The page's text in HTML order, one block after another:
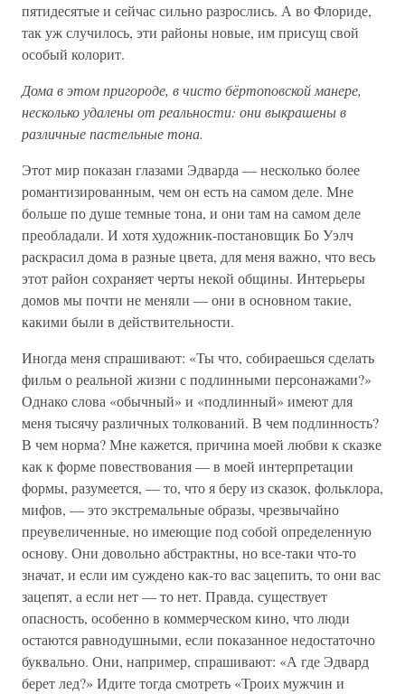
пятидесятые и сейчас сильно разрослись. А во Флориде,
так уж случилось, эти районы новые, им присущ свой
особый колорит.
Дома в этом пригороде, в чисто бёртоповской манере,
несколько удалены от реальности: они выкрашены в
различные пастельные тона.
Этот мир показан глазами Эдварда — несколько более
романтизированным, чем он есть на самом деле. Мне
больше по душе темные тона, и они там на самом деле
преобладали. И хотя художник-постановщик Бо Уэлч
раскрасил дома в разные цвета, для меня важно, что весь
этот район сохраняет черты некой общины. Интерьеры
домов мы почти не меняли — они в основном такие,
какими были в действительности.
Иногда меня спрашивают: «Ты что, собираешься сделать
фильм о реальной жизни с подлинными персонажами?»
Однако слова «обычный» и «подлинный» имеют для
меня тысячу различных толкований. В чем подлинность?
В чем норма? Мне кажется, причина моей любви к сказке
как к форме повествования — в моей интерпретации
формы, разумеется, — то, что я беру из сказок, фольклора,
мифов, — это экстремальные образы, чрезвычайно
преувеличенные, но имеющие под собой определенную
основу. Они довольно абстрактны, но все-таки что-то
значат, и если им суждено как-то вас зацепить, то они вас
зацепят, а если нет — то нет. Правда, существует
опасность, особенно в коммерческом кино, что люди
остаются равнодушными, если показанное недостаточно
буквально. Они, например, спрашивают: «А где Эдвард
берет лед?» Идите тогда смотреть «Троих мужчин и